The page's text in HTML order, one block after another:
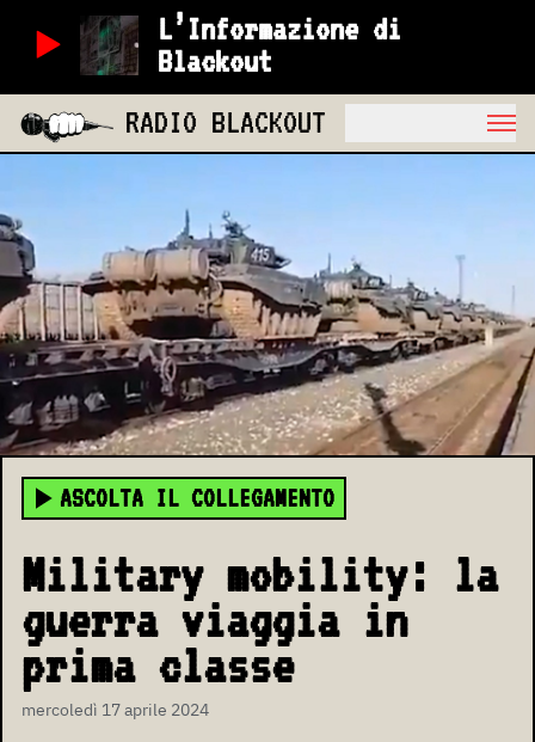
L’Informazione di
Blackout
RADIO BLACKOUT
ASCOLTA IL COLLEGAMENTO
Military mobility: la
guerra viaggia in
prima classe
mercoledì 17 aprile 2024